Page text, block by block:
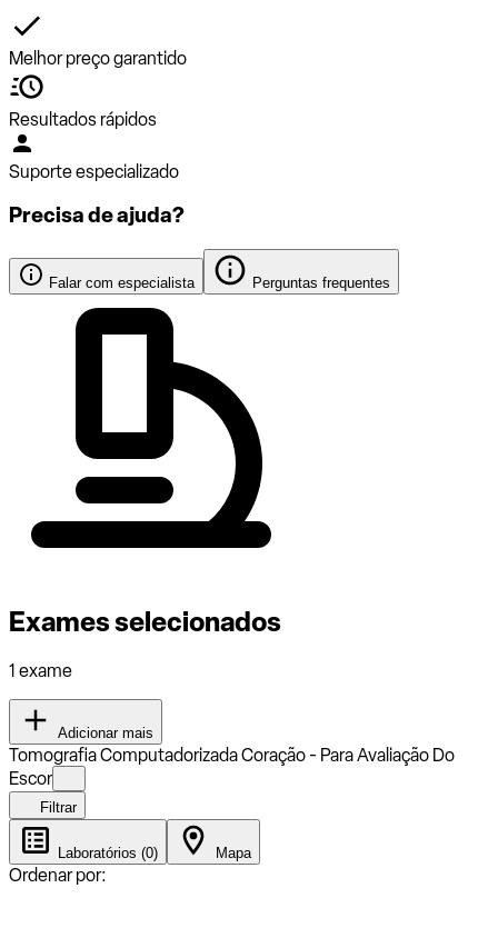
Melhor preço garantido
Resultados rápidos
Suporte especializado
Precisa de ajuda?
Falar com especialista Perguntas frequentes
Exames selecionados
1 exame
Adicionar mais
Tomografia Computadorizada Coração - Para Avaliação Do
Escor
Filtrar
Laboratórios (0) Mapa
Ordenar por: